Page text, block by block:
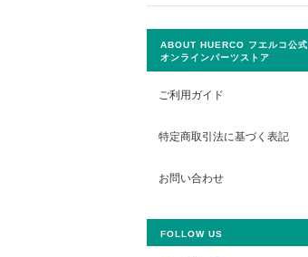
ABOUT HUERCO フエルコ公式
オンラインパーツストア
ご利用ガイド
特定商取引法に基づく表記
お問い合わせ
FOLLOW US